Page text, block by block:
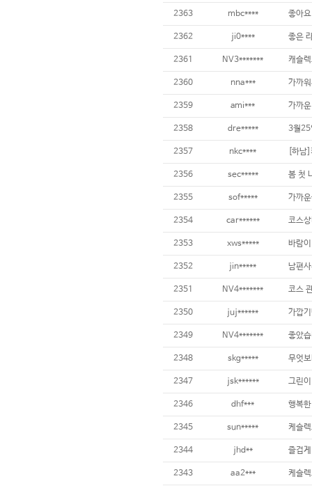
2363 mbc**** 좋아
2362 ji0**** 좋은
2361 NV3******* 캐슬
2360 nna*** 가까
2359 ami*** 가까
2358 dre***** 3월25
2357 nkc**** [하남
2356 sec***** 봄 첫
2355 sof***** 가까
2354 car****** 코스
2353 xws***** 바람
2352 jin***** 남편
2351 NV4******* 코스
2350 juj****** 가깝
2349 NV4******* 좋았
2348 skg***** 무엇
2347 jsk****** 그린
2346 dhf*** 행복
2345 sun***** 케슬
2344 jhd** 즐겁
2343 aa2*** 케슬